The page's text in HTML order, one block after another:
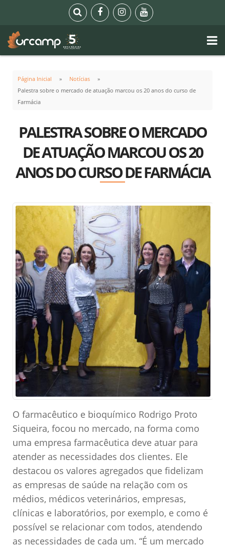
Página Inicial
Notícias
Palestra sobre o mercado de atuação marcou os 20 anos do curso de
Farmácia
PALESTRA SOBRE O MERCADO
DE ATUAÇÃO MARCOU OS 20
ANOS DO CURSO DE FARMÁCIA
O farmacêutico e bioquímico Rodrigo Proto
Siqueira, focou no mercado, na forma como
uma empresa farmacêutica deve atuar para
atender as necessidades dos clientes. Ele
destacou os valores agregados que fidelizam
as empresas de saúde na relação com os
médios, médicos veterinários, empresas,
clínicas e laboratórios, por exemplo, e como é
possível se relacionar com todos, atendendo
as necessidades de cada um. “É um mercado